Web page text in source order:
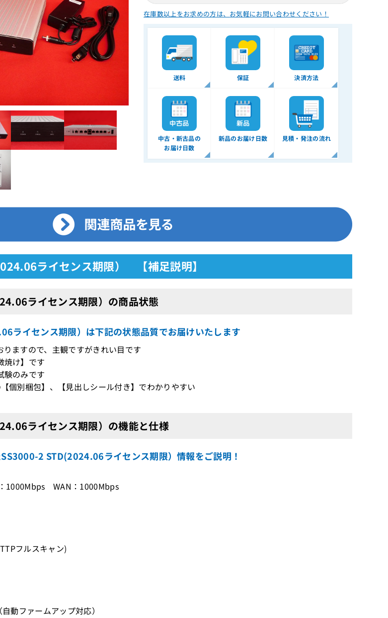
在庫数以上をお求めの方は、 お気軽にお問い合わせください！
送料 保証 決済方法
中古・新古品の
お届け日数
新品のお届け日数 見積・発注の流れ
ライセンス期限） 【補足説明】
ライセンス期限）の商品状態
ライセンス期限）は下記の状態品質でお届けいたします
ますので、主観ですがきれい目です
け】です
のみです
個別梱包】、【見出しシール付き】でわかりやすい
ライセンス期限）の機能と仕様
2 STD(2024.06ライセンス期限）情報をご説明！
1000Mbps WAN：1000Mbps
フルスキャン)
動ファームアップ対応）